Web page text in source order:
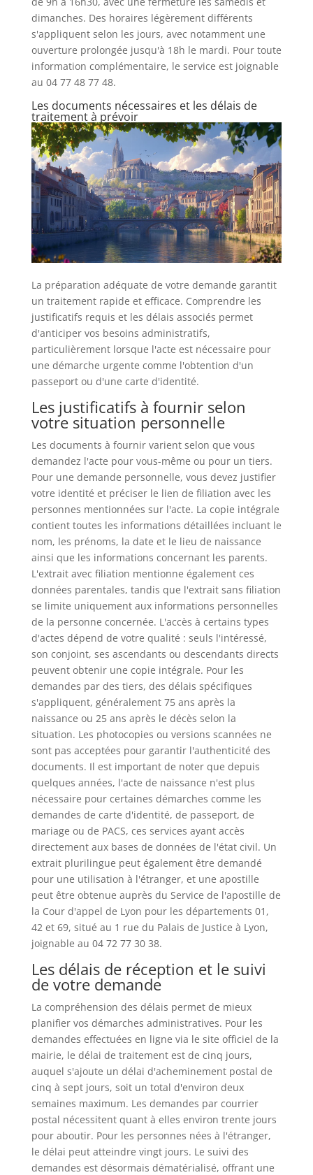
dimanches. Des horaires légèrement différents
s'appliquent selon les jours, avec notamment une
ouverture prolongée jusqu'à 18h le mardi. Pour toute
information complémentaire, le service est joignable
au 04 77 48 77 48.
Les documents nécessaires et les délais de
traitement à prévoir
La préparation adéquate de votre demande garantit
un traitement rapide et efficace. Comprendre les
justificatifs requis et les délais associés permet
d'anticiper vos besoins administratifs,
particulièrement lorsque l'acte est nécessaire pour
une démarche urgente comme l'obtention d'un
passeport ou d'une carte d'identité.
Les justificatifs à fournir selon
votre situation personnelle
Les documents à fournir varient selon que vous
demandez l'acte pour vous-même ou pour un tiers.
Pour une demande personnelle, vous devez justifier
votre identité et préciser le lien de filiation avec les
personnes mentionnées sur l'acte. La copie intégrale
contient toutes les informations détaillées incluant le
nom, les prénoms, la date et le lieu de naissance
ainsi que les informations concernant les parents.
L'extrait avec filiation mentionne également ces
données parentales, tandis que l'extrait sans filiation
se limite uniquement aux informations personnelles
de la personne concernée. L'accès à certains types
d'actes dépend de votre qualité : seuls l'intéressé,
son conjoint, ses ascendants ou descendants directs
peuvent obtenir une copie intégrale. Pour les
demandes par des tiers, des délais spécifiques
s'appliquent, généralement 75 ans après la
naissance ou 25 ans après le décès selon la
situation. Les photocopies ou versions scannées ne
sont pas acceptées pour garantir l'authenticité des
documents. Il est important de noter que depuis
quelques années, l'acte de naissance n'est plus
nécessaire pour certaines démarches comme les
demandes de carte d'identité, de passeport, de
mariage ou de PACS, ces services ayant accès
directement aux bases de données de l'état civil. Un
extrait plurilingue peut également être demandé
pour une utilisation à l'étranger, et une apostille
peut être obtenue auprès du Service de l'apostille de
la Cour d'appel de Lyon pour les départements 01,
42 et 69, situé au 1 rue du Palais de Justice à Lyon,
joignable au 04 72 77 30 38.
Les délais de réception et le suivi
de votre demande
La compréhension des délais permet de mieux
planifier vos démarches administratives. Pour les
demandes effectuées en ligne via le site officiel de la
mairie, le délai de traitement est de cinq jours,
auquel s'ajoute un délai d'acheminement postal de
cinq à sept jours, soit un total d'environ deux
semaines maximum. Les demandes par courrier
postal nécessitent quant à elles environ trente jours
pour aboutir. Pour les personnes nées à l'étranger,
le délai peut atteindre vingt jours. Le suivi des
demandes est désormais dématérialisé, offrant une